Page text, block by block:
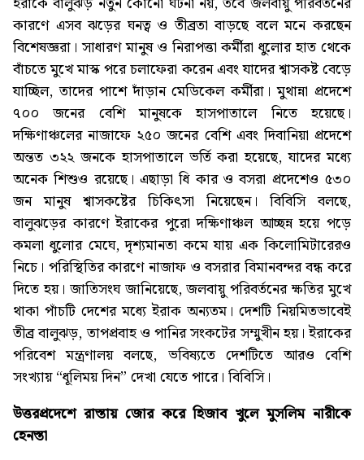
কারণে এসব ঝড়ের ঘনত্ব ও তীব্রতা বাড়ছে বলে মনে করছেন
বিশেষজ্ঞরা। সাধারণ মানুষ ও নিরাপত্তা কর্মীরা ধুলোর হাত থেকে
বাঁচতে মুখে মাস্ক পরে চলাফেরা করেন এবং যাদের শ্বাসকষ্ট বেড়ে
যাচ্ছিল, তাদের পাশে দাঁড়ান মেডিকেল কর্মীরা। মুথান্না প্রদেশে
৭০০ জনের বেশি মানুষকে হাসপাতালে নিতে হয়েছে।
দক্ষিণাঞ্চলের নাজাফে ২৫০ জনের বেশি এবং দিবানিয়া প্রদেশে
অন্তত ৩২২ জনকে হাসপাতালে ভর্তি করা হয়েছে, যাদের মধ্যে
অনেক শিশুও রয়েছে। এছাড়া ধি কার ও বসরা প্রদেশেও ৫৩০
জন মানুষ শ্বাসকষ্টের চিকিৎসা নিয়েছেন। বিবিসি বলছে,
বালুঝড়ের কারণে ইরাকের পুরো দক্ষিণাঞ্চল আচ্ছন্ন হয়ে পড়ে
কমলা ধুলোর মেঘে, দৃশ্যমানতা কমে যায় এক কিলোমিটারেরও
নিচে। পরিস্থিতির কারণে নাজাফ ও বসরার বিমানবন্দর বন্ধ করে
দিতে হয়। জাতিসংঘ জানিয়েছে, জলবায়ু পরিবর্তনের ক্ষতির মুখে
থাকা পাঁচটি দেশের মধ্যে ইরাক অন্যতম। দেশটি নিয়মিতভাবেই
তীব্র বালুঝড়, তাপপ্রবাহ ও পানির সংকটের সম্মুখীন হয়। ইরাকের
পরিবেশ মন্ত্রণালয় বলছে, ভবিষ্যতে দেশটিতে আরও বেশি
সংখ্যায় “ধূলিময় দিন” দেখা যেতে পারে। বিবিসি।
উত্তরপ্রদেশে রাস্তায় জোর করে হিজাব খুলে মুসলিম নারীকে
হেনস্তা